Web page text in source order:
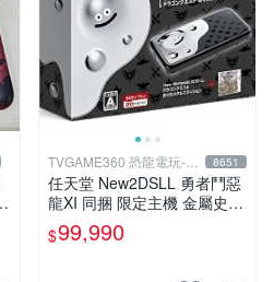
TVGAME360 恐龍電玩-台
中店
8651
任天堂 New2DSLL 勇者鬥惡
龍XI 同捆 限定主機 金屬史萊
姆 (送充電器+保護貼)【台中
恐龍電玩】
$99,990